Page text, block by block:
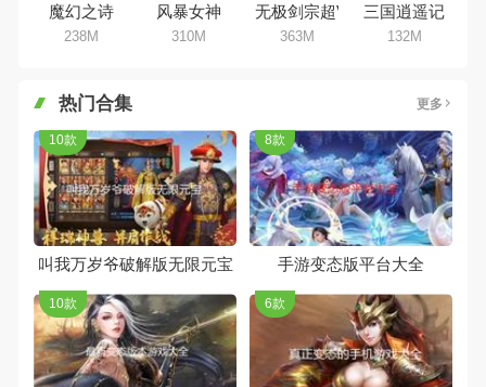
载体验
魔幻之诗
238M
风暴女神
310M
无极剑宗超V版
363M
三国逍遥记
132M
热门合集 更多
叫我万岁爷破解版无限元宝
10款
手游变态版平台大全
8款
10款 6款